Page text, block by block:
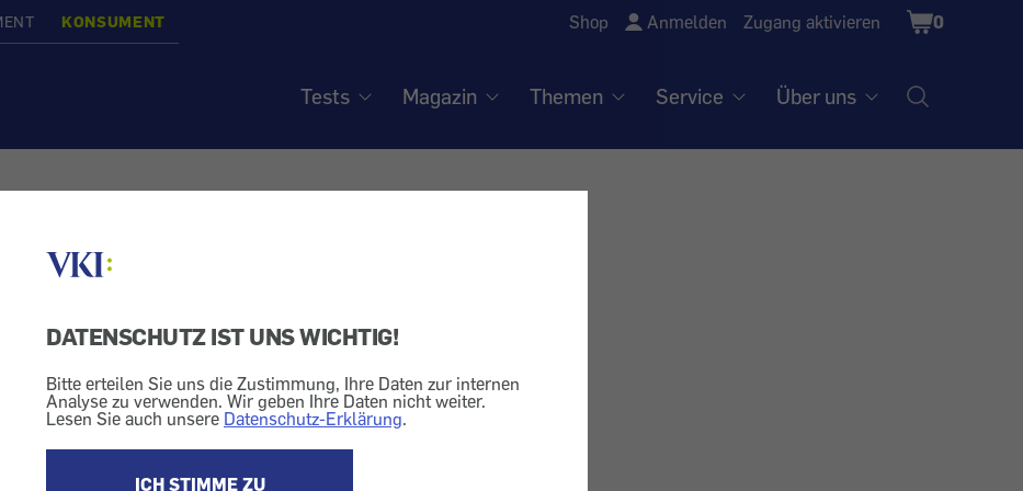
DATENSCHUTZ IST UNS WICHTIG!
Bitte erteilen Sie uns die Zustimmung, Ihre Daten zur internen
Analyse zu verwenden. Wir geben Ihre Daten nicht weiter.
Lesen Sie auch unsere Datenschutz-Erklärung.
ICH STIMME ZU
KONSUMENT Shop Anmelden Zugang aktivieren
Shopping
Cart
0
Tests Magazin Themen Service Über uns
in Speiseölen - Kaum
Speiseöl Schadstoff
9/2008.
statt steirisch